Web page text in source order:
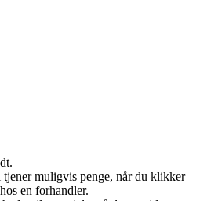
muligvis penge, når du klikker
en forhandler.